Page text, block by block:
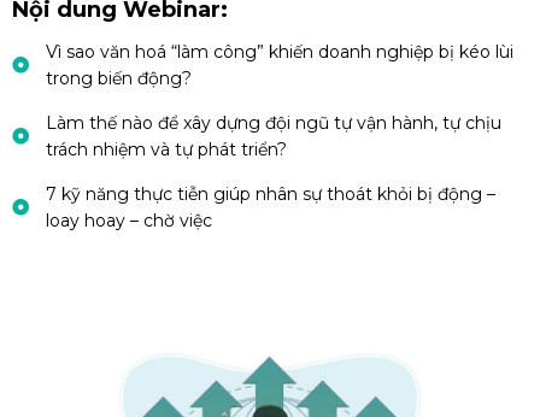
Nội dung Webinar:
Vì sao văn hoá “làm công” khiến doanh nghiệp bị kéo lùi
trong biến động?
Làm thế nào để xây dựng đội ngũ tự vận hành, tự chịu
trách nhiệm và tự phát triển?
7 kỹ năng thực tiễn giúp nhân sự thoát khỏi bị động –
loay hoay – chờ việc